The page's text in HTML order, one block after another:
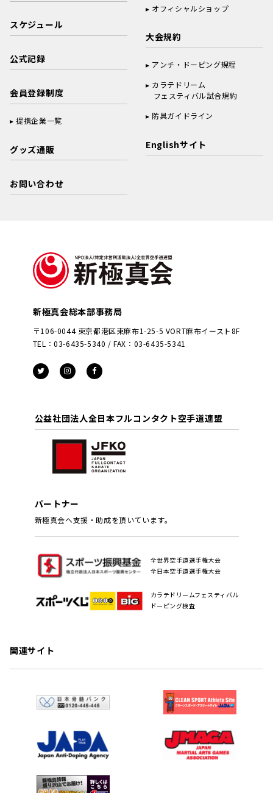
スケジュール
公式記録
会員登録制度
提携企業一覧
グッズ通販
お問い合わせ
オフィシャルショップ
大会規約
アンチ・ドーピング規程
カラテドリーム
フェスティバル試合規約
防具ガイドライン
Englishサイト
新極真会総本部事務局
〒106-0044 東京都港区東麻布1-25-5 VORT麻布イースト8F
TEL：03-6435-5340 / FAX：03-6435-5341
公益社団法人全日本フルコンタクト空手道連盟
パートナー
新極真会へ支援・助成を頂いています。
全世界空手道選手権大会
全日本空手道選手権大会
カラテドリームフェスティバル
ドーピング検査
関連サイト